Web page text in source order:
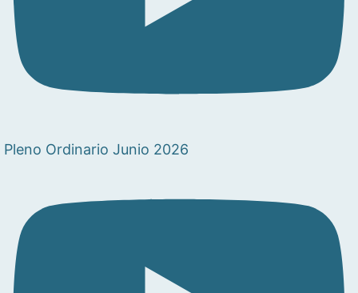
Pleno Ordinario Junio 2026